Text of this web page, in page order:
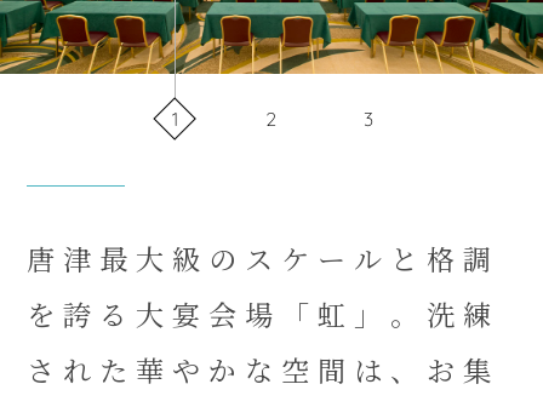
1 2 3
唐津最大級のスケールと格調
を誇る大宴会場「虹」。洗練
された華やかな空間は、お集